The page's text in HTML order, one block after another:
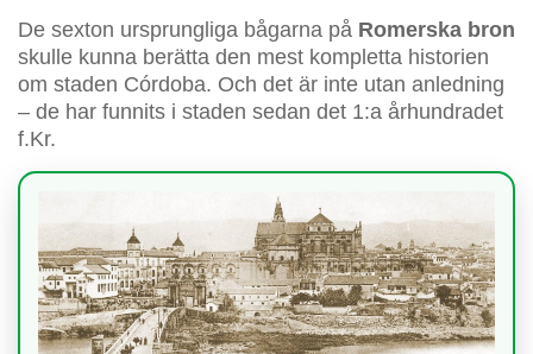
De sexton ursprungliga bågarna på Romerska bron
skulle kunna berätta den mest kompletta historien
om staden Córdoba. Och det är inte utan anledning
– de har funnits i staden sedan det 1:a århundradet
f.Kr.